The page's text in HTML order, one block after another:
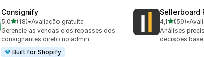
Consignify
5,0de 5 estrelas
(18)
18 avaliações ao todo
•Avaliação gratuita
Gerencie as vendas e os repasses dos
consignantes direto no admin
Built for Shopify
Sellerboard
4,1de 5(59)
59 avaliações
•
Análises
decisões